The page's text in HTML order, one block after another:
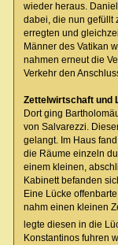
wieder heraus.
dabei, die nun gefüllt
erregten und
Männer des Vatikan
nahmen erneut die
Verkehr den
Zettelwirtschaft und
Dort ging
von Salvarezzi.
gelangt. Im Haus
die Räume einzeln
einem kleinen,
Kabinett befanden
Eine Lücke
nahm einen kleinen
legte diesen in die
Konstantinos fuhren